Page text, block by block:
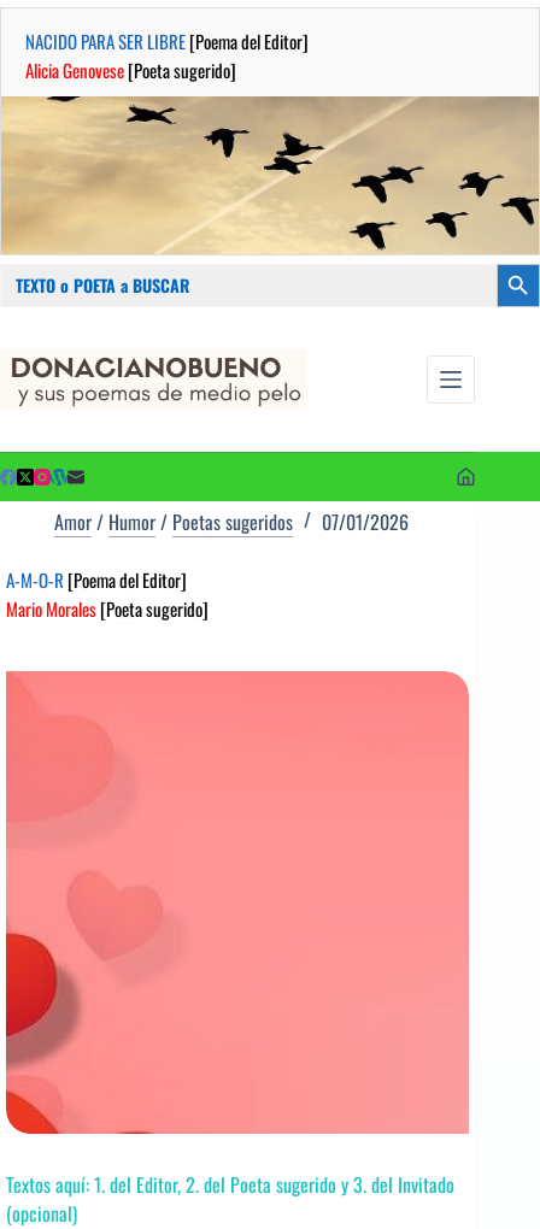
NACIDO PARA SER LIBRE[Poema del Editor]
Alicia Genovese[Poeta sugerido]
contenido
Amor/ Humor/ Poetas sugeridos 07/01/2026
A-M-O-R [Poema del Editor]
Mario Morales[Poeta sugerido]
Textos aquí: 1. del Editor, 2. del Poeta sugerido y 3. del Invitado
(opcional)